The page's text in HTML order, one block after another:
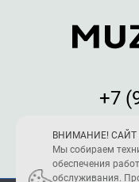
+7
Мы
ВНИМАНИЕ! САЙТ
Мы собираем
обеспечения
обслуживания.